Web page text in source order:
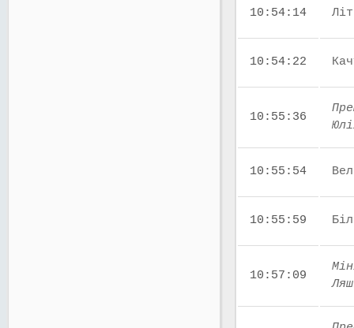
10:54:14
10:54:22
10:55:36
10:55:54
10:55:59
10:57:09